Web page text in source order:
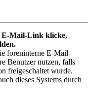
E-Mail-Link klicke,
foreninterne E-Mail-
Benutzer nutzen, falls
freigeschaltet wurde.
dieses Systems durch